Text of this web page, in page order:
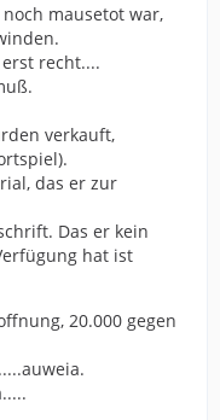
mausetot war,
recht....
verkauft,
das er zur
Das er kein
hat ist
20.000 gegen